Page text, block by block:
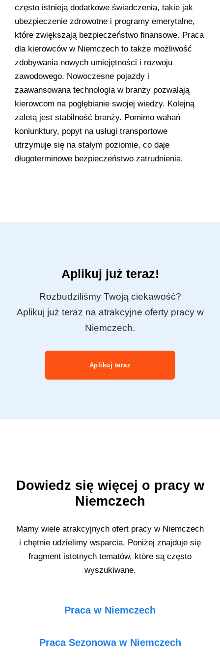
często istnieją dodatkowe świadczenia, takie jak
ubezpieczenie zdrowotne i programy emerytalne,
które zwiększają bezpieczeństwo finansowe. Praca
dla kierowców w Niemczech to także możliwość
zdobywania nowych umiejętności i rozwoju
zawodowego. Nowoczesne pojazdy i
zaawansowana technologia w branży pozwalają
kierowcom na pogłębianie swojej wiedzy. Kolejną
zaletą jest stabilność branży. Pomimo wahań
koniunktury, popyt na usługi transportowe
utrzymuje się na stałym poziomie, co daje
długoterminowe bezpieczeństwo zatrudnienia.
Aplikuj już teraz!
Rozbudziliśmy Twoją ciekawość?
Aplikuj już teraz na atrakcyjne oferty pracy w
Niemczech.
Aplikuj teraz
Dowiedz się więcej o pracy w
Niemczech
Mamy wiele atrakcyjnych ofert pracy w Niemczech
i chętnie udzielimy wsparcia. Poniżej znajduje się
fragment istotnych tematów, które są często
wyszukiwane.
Praca w Niemczech
Praca Sezonowa w Niemczech